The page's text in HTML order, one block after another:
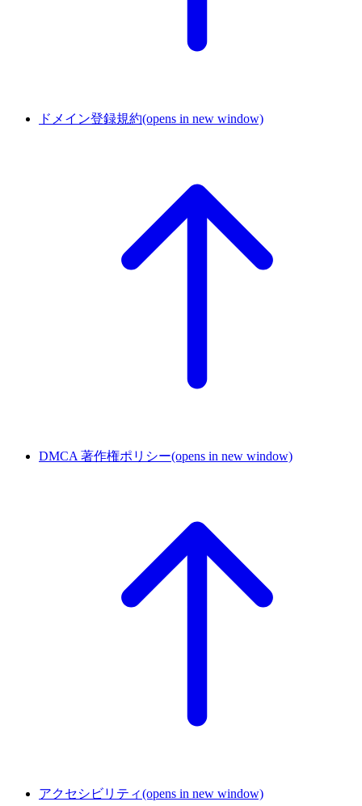
ドメイン登録規約(opens in new window)
DMCA 著作権ポリシー(opens in new window)
アクセシビリティ(opens in new window)